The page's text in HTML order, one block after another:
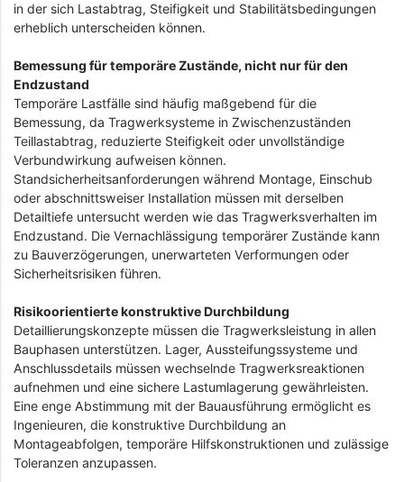
in der sich Lastabtrag, Steifigkeit und Stabilitätsbedingungen
erheblich unterscheiden können.
Bemessung für temporäre Zustände, nicht nur für den
Endzustand
Temporäre Lastfälle sind häufig maßgebend für die
Bemessung, da Tragwerksysteme in Zwischenzuständen
Teillastabtrag, reduzierte Steifigkeit oder unvollständige
Verbundwirkung aufweisen können.
Standsicherheitsanforderungen während Montage, Einschub
oder abschnittsweiser Installation müssen mit derselben
Detailtiefe untersucht werden wie das Tragwerksverhalten im
Endzustand. Die Vernachlässigung temporärer Zustände kann
zu Bauverzögerungen, unerwarteten Verformungen oder
Sicherheitsrisiken führen.
Risikoorientierte konstruktive Durchbildung
Detaillierungskonzepte müssen die Tragwerksleistung in allen
Bauphasen unterstützen. Lager, Aussteifungssysteme und
Anschlussdetails müssen wechselnde Tragwerksreaktionen
aufnehmen und eine sichere Lastumlagerung gewährleisten.
Eine enge Abstimmung mit der Bauausführung ermöglicht es
Ingenieuren, die konstruktive Durchbildung an
Montageabfolgen, temporäre Hilfskonstruktionen und zulässige
Toleranzen anzupassen.